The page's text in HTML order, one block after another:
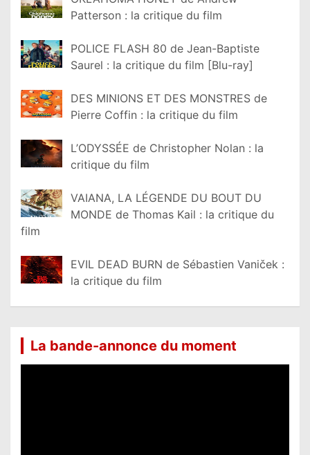
Patterson : la critique du film
POLICE FLASH 80 de Jean-Baptiste
Saurel : la critique du film [Blu-ray]
DES MINIONS ET DES MONSTRES de
Pierre Coffin : la critique du film
L’ODYSSÉE de Christopher Nolan : la
critique du film
VAIANA, LA LÉGENDE DU BOUT DU
MONDE de Thomas Kail : la critique du
film
EVIL DEAD BURN de Sébastien Vaniček :
la critique du film
La bande-annonce du moment